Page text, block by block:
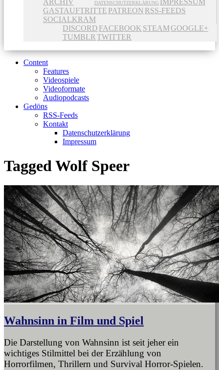
ARCHIV DATENSCHUTZERKLÄRUNG IMPRESSUM
GASTAUFTRITTE PATREON RSS-FEEDS
SOCIALKRAM
DISCORD FACEBOOK STEAMGOOGLE+
TUMBLR TWITTER
Content
Features
Videospiele
Videoformate
Audiopodcasts
Gedöns
RSS-Feeds
Kontakt
Datenschutzerklärung
Impressum
Tagged Wolf Speer
Wahnsinn in Film und Spiel
Die Darstellung von Wahnsinn ist seit jeher ein
wichtiges Stilmittel bei der Erzählung von
Horrorfilmen, Thrillern und Survival Horror-Spielen.